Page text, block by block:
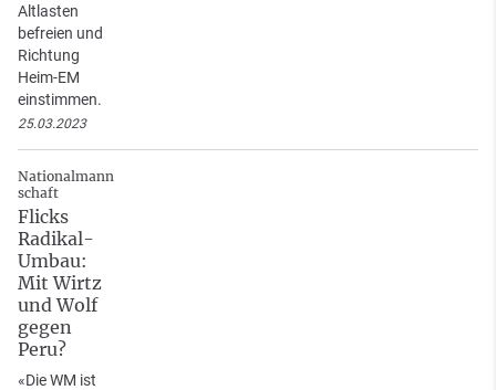
Altlasten
befreien und
Richtung
Heim-EM
einstimmen.
25.03.2023
Nationalmann
schaft
Flicks
Radikal-
Umbau:
Mit Wirtz
und Wolf
gegen
Peru?
«Die WM ist